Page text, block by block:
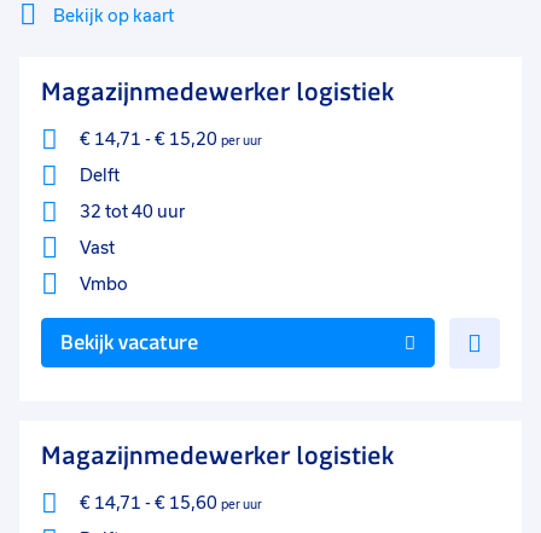
Bekijk op kaart
Filter
Sluiten
Magazijnmedewerker logistiek
€ 14,71 - € 15,20 per uur
Delft
32 tot 40 uur
Vast
Vmbo
Bekijk vacature
Magazijnmedewerker logistiek
€ 14,71 - € 15,60 per uur